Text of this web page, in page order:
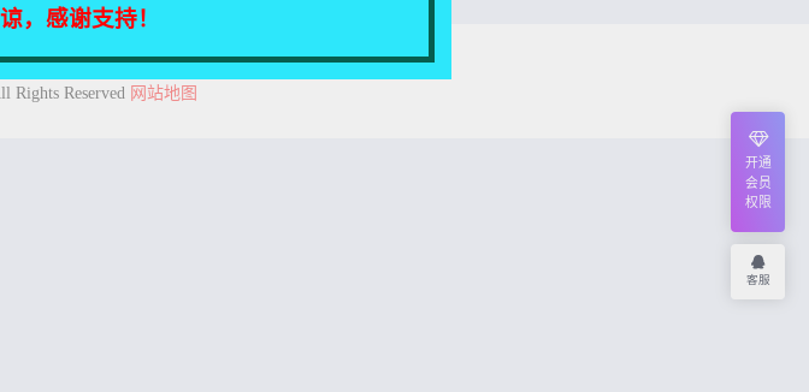
慎侵犯了您的权益，请联系我们，我们将尽快处理！
Rights Reserved 网站地图
，感谢支持！
开通
会员
权限
客服